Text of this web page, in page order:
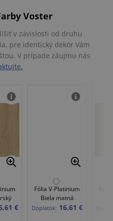
Voster
v závislosti od druhu
pre identický dekór Vám
V prípade záujmu nás
€
Fólia V-Platinium
Biela matná
Doplatok: 16,61 €